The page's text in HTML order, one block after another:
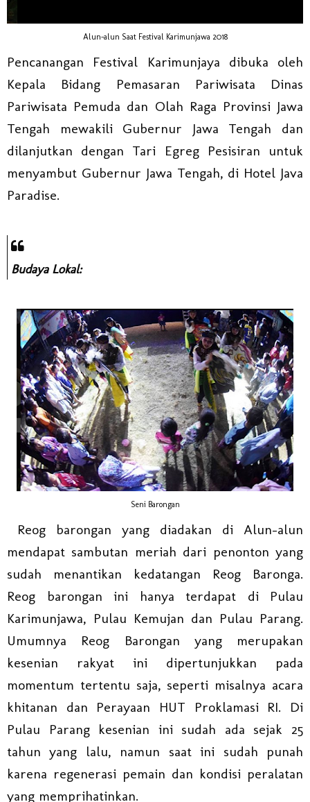
Alun-alun Saat Festival Karimunjawa 2018
Pencanangan Festival Karimunjaya dibuka oleh
Kepala Bidang Pemasaran Pariwisata Dinas
Pariwisata Pemuda dan Olah Raga Provinsi Jawa
Tengah mewakili Gubernur Jawa Tengah dan
dilanjutkan dengan Tari Egreg Pesisiran untuk
menyambut Gubernur Jawa Tengah, di Hotel Java
Paradise.
Budaya Lokal:
Seni Barongan
Reog barongan yang diadakan di Alun-alun
mendapat sambutan meriah dari penonton yang
sudah menantikan kedatangan Reog Baronga.
Reog barongan ini hanya terdapat di Pulau
Karimunjawa, Pulau Kemujan dan Pulau Parang.
Umumnya Reog Barongan yang merupakan
kesenian rakyat ini dipertunjukkan pada
momentum tertentu saja, seperti misalnya acara
khitanan dan Perayaan HUT Proklamasi RI. Di
Pulau Parang kesenian ini sudah ada sejak 25
tahun yang lalu, namun saat ini sudah punah
karena regenerasi pemain dan kondisi peralatan
yang memprihatinkan.